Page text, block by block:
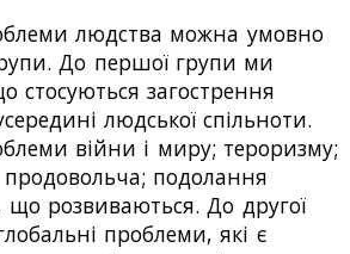
людства можна умовно
До першої групи ми
стосуються загострення
людської спільноти.
війни і миру; тероризму;
подолання
що розвиваються. До другої
проблеми, які є